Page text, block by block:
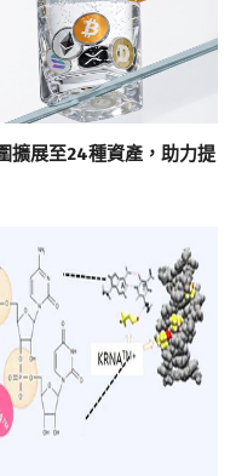
擴展至24種資產，助力提